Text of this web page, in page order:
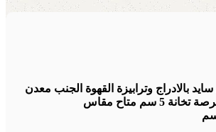
بالادراج وترابيزة القهوة الجنب معدن
ستارة خشب والقرصة تخانة 5 سم متاح مقاس